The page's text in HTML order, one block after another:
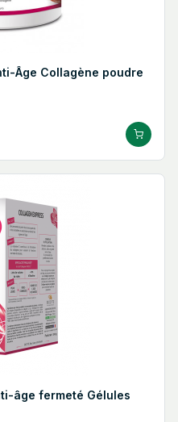
Âge Collagène poudre
âge fermeté Gélules